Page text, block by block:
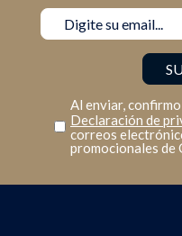
Al enviar,
Declaración de
correos
promocionales de